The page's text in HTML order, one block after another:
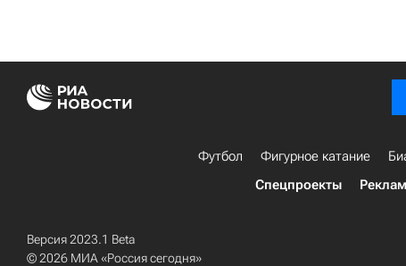
Футбол Фигурное катание
Спецпроекты
Версия 2023.1 Beta
© 2026 МИА «Россия сегодня»